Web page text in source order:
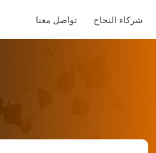
شركاء النجاح تواصل معنا